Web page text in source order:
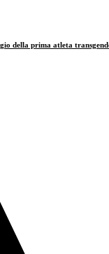
della prima atleta